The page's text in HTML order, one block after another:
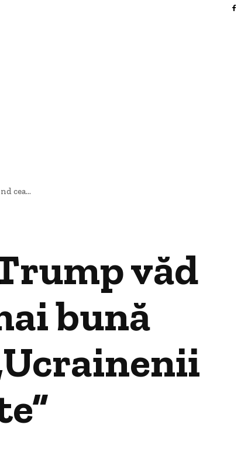
cea...
văd
bună